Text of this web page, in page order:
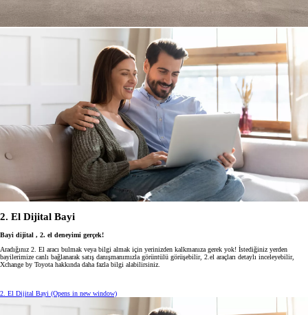
2. El Dijital Bayi
Bayi dijital , 2. el deneyimi gerçek!
Aradığınız 2. El aracı bulmak veya bilgi almak için yerinizden kalkmanıza gerek yok! İstediğiniz yerden
bayilerimize canlı bağlanarak satış danışmanımızla görüntülü görüşebilir, 2.el araçları detaylı inceleyebilir,
Xchange by Toyota hakkında daha fazla bilgi alabilirsiniz.
2. El Dijital Bayi (Opens in new window)